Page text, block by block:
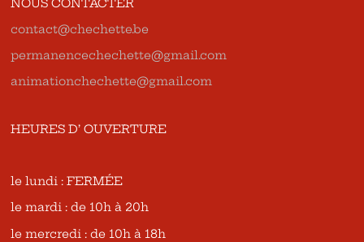
NOUS CONTACTER
contact@chechette.be
permanencechechette@gmail.com
animationchechette@gmail.com
HEURES D’ OUVERTURE
le lundi : FERMÉE
le mardi : de 10h à 20h
le mercredi : de 10h à 18h